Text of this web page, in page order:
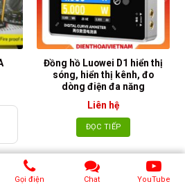
Đồng hồ Luowei D1 hiển thị
sóng, hiển thị kênh, đo
dòng điện đa năng
Liên hệ
ĐỌC TIẾP
Gọi điện Chat YouTube